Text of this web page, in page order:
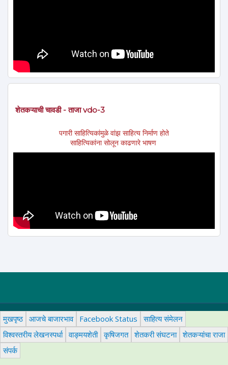
शेतकऱ्याची चावडी - ताजा vdo-3
पगारी साहित्यिकांमुळे वांझ साहित्य निर्माण होते
साहित्यिकांना सोलून काढणारे भाषण
मुखपृष्ठ आजचे बाजारभाव Facebook Status
साहित्य संमेलन
विश्वस्तरीय लेखनस्पर्धा वाङ्मयशेती कृषिजगत शेतकरी संघटना शेतकऱ्यांचा राजा
संपर्क